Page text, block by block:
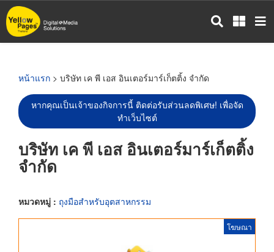
ข้าม
ไป
หน้าแรก > บริษัท เค พี เอส อินเตอร์มาร์เก็ตติ้ง จำกัด
หากคุณเป็นเจ้าของกิจการนี้ ติดต่อรับส่วนลดพิเศษ! เพื่อจัด
ทำเว็บไซต์
บริษัท เค พี เอส อินเตอร์มาร์เก็ตติ้ง
จำกัด
หมวดหมู่ : ถุงมือสำหรับอุตสาหกรรม
โฆษณา